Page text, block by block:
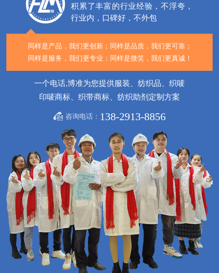
积累了丰富的行业经验，不浮夸，
行业内，口碑好，不外包
同样是产品，我们更创新； 同样是品质，我们更可靠；
同样是服务，我们更专业； 同样是微笑，我们更真诚！
一个电话,博准为您提供服装、纺织品、织唛
印唛商标、织带商标、纺织助剂定制方案
咨询电话： 138-2913-8856